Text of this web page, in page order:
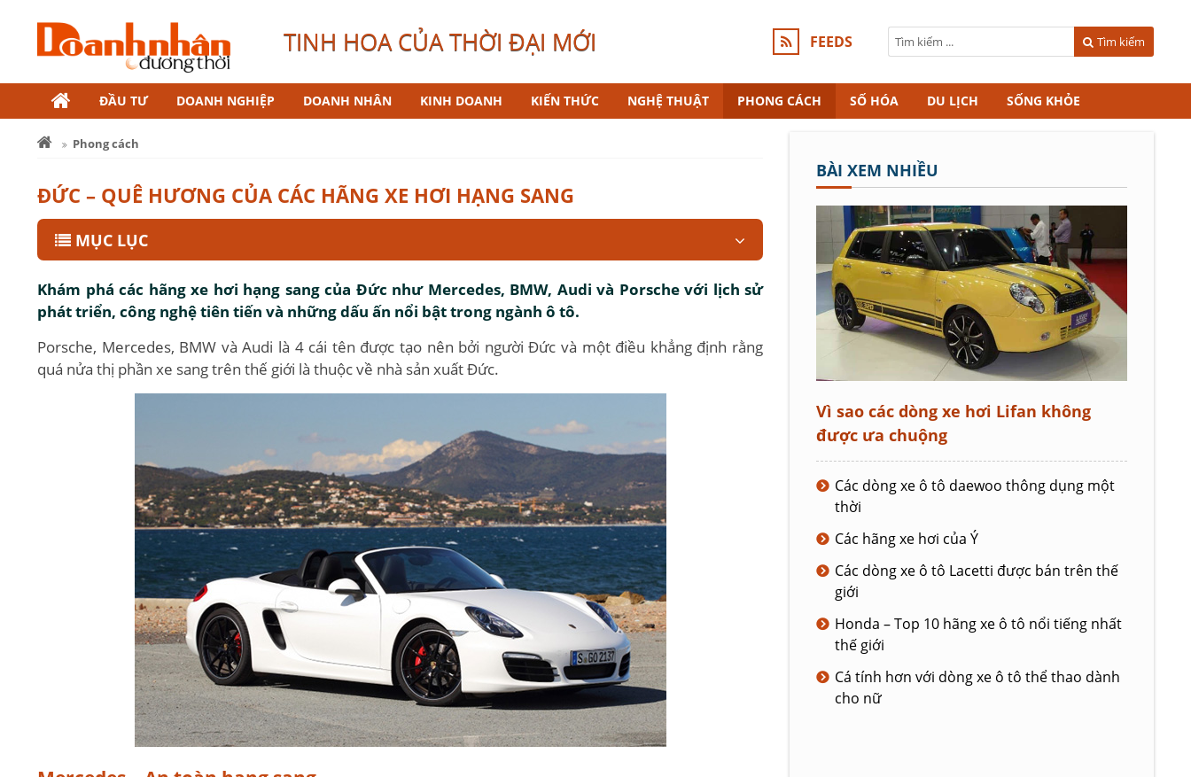
TINH HOA CỦA THỜI ĐẠI MỚI FEEDS Tìm kiếm
ĐẦU TƯ DOANH NGHIỆP DOANH NHÂN KINH DOANH KIẾN THỨC NGHỆ THUẬT PHONG CÁCH SỐ HÓA DU LỊCH SỐNG KHỎE
Phong cách
ĐỨC – QUÊ HƯƠNG CỦA CÁC HÃNG XE HƠI HẠNG SANG
MỤC LỤC
Khám phá các hãng xe hơi hạng sang của Đức như Mercedes, BMW, Audi và Porsche với lịch sử
phát triển, công nghệ tiên tiến và những dấu ấn nổi bật trong ngành ô tô.
Porsche, Mercedes, BMW và Audi là 4 cái tên được tạo nên bởi người Đức và một điều khẳng định rằng
quá nửa thị phần xe sang trên thế giới là thuộc về nhà sản xuất Đức.
BÀI XEM NHIỀU
Vì sao các dòng xe hơi Lifan không
được ưa chuộng
Các dòng xe ô tô daewoo thông dụng một
thời
Các hãng xe hơi của Ý
Các dòng xe ô tô Lacetti được bán trên thế
giới
Honda – Top 10 hãng xe ô tô nổi tiếng nhất
thế giới
Cá tính hơn với dòng xe ô tô thể thao dành
cho nữ